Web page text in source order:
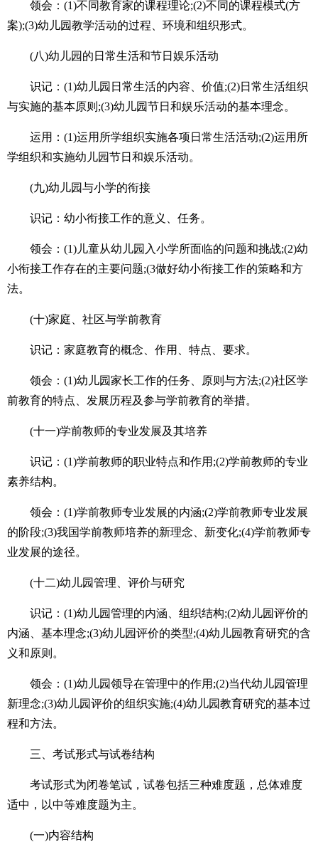
领会：(1)不同教育家的课程理论;(2)不同的课程模式(方
案);(3)幼儿园教学活动的过程、环境和组织形式。
(八)幼儿园的日常生活和节日娱乐活动
识记：(1)幼儿园日常生活的内容、价值;(2)日常生活组织
与实施的基本原则;(3)幼儿园节日和娱乐活动的基本理念。
运用：(1)运用所学组织实施各项日常生活活动;(2)运用所
学组织和实施幼儿园节日和娱乐活动。
(九)幼儿园与小学的衔接
识记：幼小衔接工作的意义、任务。
领会：(1)儿童从幼儿园入小学所面临的问题和挑战;(2)幼
小衔接工作存在的主要问题;(3做好幼小衔接工作的策略和方
法。
(十)家庭、社区与学前教育
识记：家庭教育的概念、作用、特点、要求。
领会：(1)幼儿园家长工作的任务、原则与方法;(2)社区学
前教育的特点、发展历程及参与学前教育的举措。
(十一)学前教师的专业发展及其培养
识记：(1)学前教师的职业特点和作用;(2)学前教师的专业
素养结构。
领会：(1)学前教师专业发展的内涵;(2)学前教师专业发展
的阶段;(3)我国学前教师培养的新理念、新变化;(4)学前教师专
业发展的途径。
(十二)幼儿园管理、评价与研究
识记：(1)幼儿园管理的内涵、组织结构;(2)幼儿园评价的
内涵、基本理念;(3)幼儿园评价的类型;(4)幼儿园教育研究的含
义和原则。
领会：(1)幼儿园领导在管理中的作用;(2)当代幼儿园管理
新理念;(3)幼儿园评价的组织实施;(4)幼儿园教育研究的基本过
程和方法。
三、考试形式与试卷结构
考试形式为闭卷笔试，试卷包括三种难度题，总体难度
适中，以中等难度题为主。
(一)内容结构